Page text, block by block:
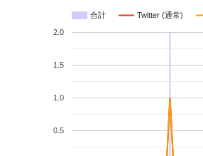
合計 Twitter (通常)
0.5
1.0
1.5
2.0